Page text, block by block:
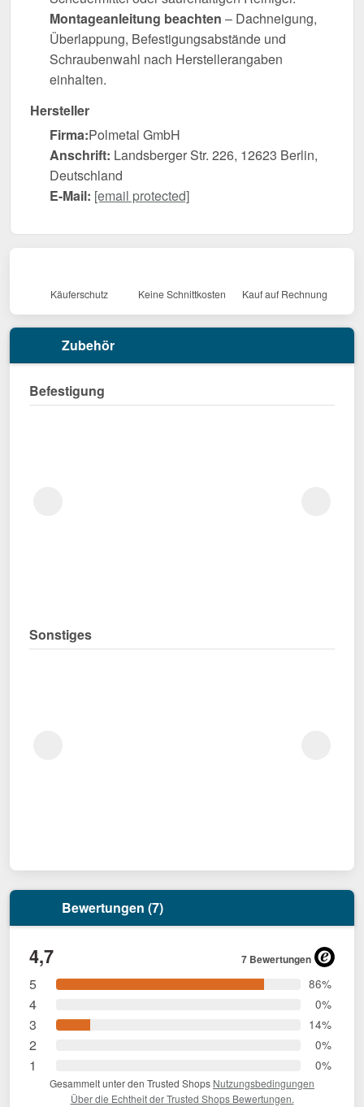
Montageanleitung beachten – Dachneigung,
Überlappung, Befestigungsabstände und
Schraubenwahl nach Herstellerangaben
einhalten.
Hersteller
Firma:Polmetal GmbH
Anschrift: Landsberger Str. 226, 12623 Berlin,
Deutschland
E-Mail: [email protected]
Käuferschutz Keine Schnittkosten Kauf auf Rechnung
Zubehör
Befestigung
Sonstiges
Bewertungen (7)
4,7 7 Bewertungen
5 86%
4 0%
3 14%
2 0%
1 0%
Gesammelt unter den Trusted Shops Nutzungsbedingungen
Über die Echtheit der Trusted Shops Bewertungen.